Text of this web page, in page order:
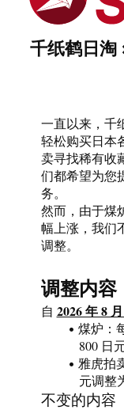
千纸鹤日淘
一直以来，千
轻松购买日本
卖寻找稀有收
们都希望为您
务。
然而，由于煤
幅上涨，我们
调整。
调整内容
自 2026 年 8
煤炉：
800 日
雅虎拍
元调整
不变的内容